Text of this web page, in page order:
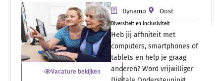
Vacature bekijken
Dynamo Oost
Diversiteit en inclusiviteit
Heb jij affiniteit met
computers, smartphones of
tablets en help je graag
anderen? Word vrijwilliger